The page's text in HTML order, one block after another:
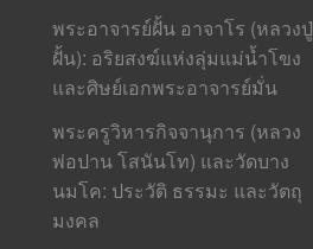
พระอาจารย์ฝั้น อาจาโร (หลวงปู่
ฝั้น): อริยสงฆ์แห่งลุ่มแม่น้ำโขง
และศิษย์เอกพระอาจารย์มั่น
พระครูวิหารกิจจานุการ (หลวง
พ่อปาน โสนันโท) และวัดบาง
นมโค: ประวัติ ธรรมะ และวัตถุ
มงคล